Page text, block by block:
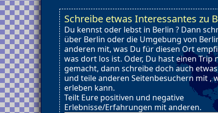
Schreibe etwas Interessantes zu
Du kennst oder lebst in Berlin ? Dann
über Berlin oder die Umgebung von
anderen mit, was Du für diesen Ort
was dort los ist. Oder, Du hast einen Trip
gemacht, dann schreibe doch auch
und teile anderen Seitenbesuchern mit ,
erleben kann.
Teilt Eure positiven und negative
Erlebnisse/Erfahrungen mit anderen.